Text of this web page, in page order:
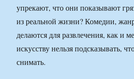
упрекают, что они показывают
из реальной жизни? Комедии,
делаются для развлечения, как и
искусству нельзя подсказывать,
снимать.